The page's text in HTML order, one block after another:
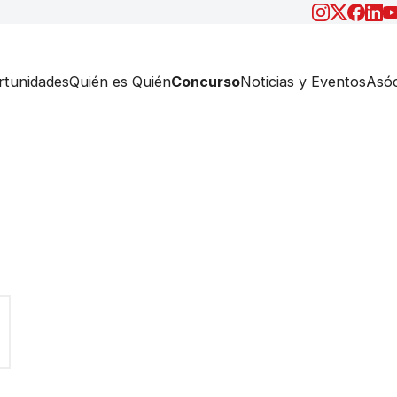
Quién es QuiénConcursoNoticias y Eventos